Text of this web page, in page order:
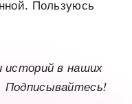
Пользуюсь
историй в наших
Подписывайтесь!